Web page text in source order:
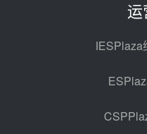
架协
锅
昨
IESPlaza